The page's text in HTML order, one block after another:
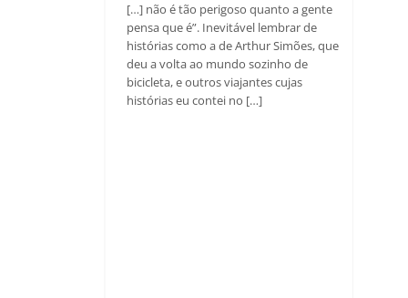
[…] não é tão perigoso quanto a gente
pensa que é”. Inevitável lembrar de
histórias como a de Arthur Simões, que
deu a volta ao mundo sozinho de
bicicleta, e outros viajantes cujas
histórias eu contei no […]